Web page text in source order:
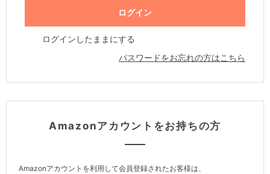
ログインしたままにする
パスワードをお忘れの方はこちら
Amazonアカウントをお持ちの方
Amazonアカウントを利用して会員登録されたお客様は、